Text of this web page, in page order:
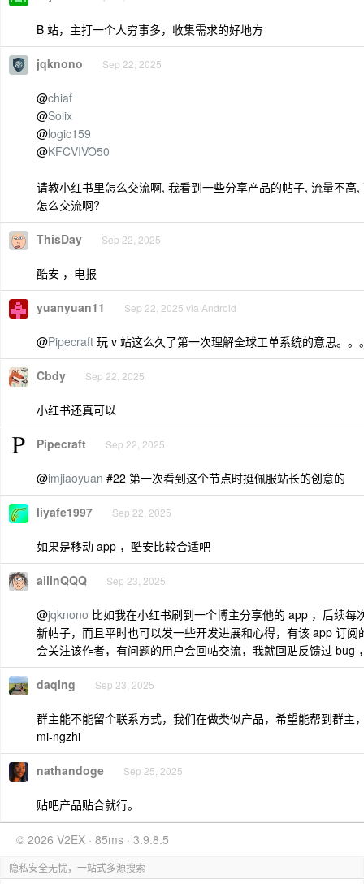
B 站，主打一个人穷事多，收集需求的好地方
jqknono Sep 22, 2025
@chiaf
@Solix
@logic159
@KFCVIVO50
请教小红书里怎么交流啊, 我看到一些分享产品的帖子, 流量不高
怎么交流啊?
ThisDay Sep 22, 2025
酷安 ，电报
yuanyuan11 Sep 22, 2025 via Android
@Pipecraft 玩 v 站这么久了第一次理解全球工单系统的意思。。
Cbdy Sep 22, 2025
小红书还真可以
Pipecraft Sep 22, 2025
@imjiaoyuan #22 第一次看到这个节点时挺佩服站长的创意的
liyafe1997 Sep 22, 2025
如果是移动 app ，酷安比较合适吧
allinQQQ Sep 23, 2025
@jqknono 比如我在小红书刷到一个博主分享他的 app ，后续每
新帖子，而且平时也可以发一些开发进展和心得，有该 app 订阅
会关注该作者，有问题的用户会回帖交流，我就回贴反馈过 bug
daqing Sep 23, 2025
群主能不能留个联系方式，我们在做类似产品，希望能帮到群主
mi-ngzhi
nathandoge Sep 25, 2025
贴吧产品贴合就行。
© 2026 V2EX · 85ms · 3.9.8.5
隐私安全无忧，一站式多源搜索